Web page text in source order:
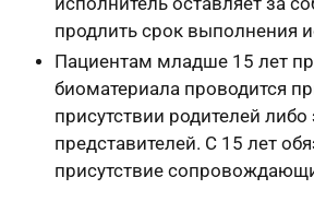
продлить срок выполнения
Пациентам младше 15 лет
биоматериала проводится
присутствии родителей
представителей. С 15 лет
присутствие